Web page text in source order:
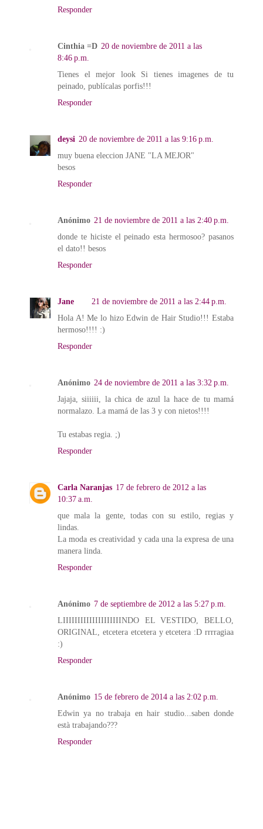
Responder
Cinthia =D 20 de noviembre de 2011 a las
8:46 p.m.
Tienes el mejor look Si tienes imagenes de tu
peinado, publícalas porfis!!!
Responder
deysi 20 de noviembre de 2011 a las 9:16 p.m.
muy buena eleccion JANE "LA MEJOR"
besos
Responder
Anónimo 21 de noviembre de 2011 a las 2:40 p.m.
donde te hiciste el peinado esta hermosoo? pasanos
el dato!! besos
Responder
Jane
21 de noviembre de 2011 a las 2:44 p.m.
Hola A! Me lo hizo Edwin de Hair Studio!!! Estaba
hermoso!!!! :)
Responder
Anónimo 24 de noviembre de 2011 a las 3:32 p.m.
Jajaja, siiiiii, la chica de azul la hace de tu mamá
normalazo. La mamá de las 3 y con nietos!!!!
Tu estabas regia. ;)
Responder
Carla Naranjas 17 de febrero de 2012 a las
10:37 a.m.
que mala la gente, todas con su estilo, regias y
lindas.
La moda es creatividad y cada una la expresa de una
manera linda.
Responder
Anónimo 7 de septiembre de 2012 a las 5:27 p.m.
LIIIIIIIIIIIIIIIIIIIINDO EL VESTIDO, BELLO,
ORIGINAL, etcetera etcetera y etcetera :D rrrragiaa
:)
Responder
Anónimo 15 de febrero de 2014 a las 2:02 p.m.
Edwin ya no trabaja en hair studio...saben donde
està trabajando???
Responder